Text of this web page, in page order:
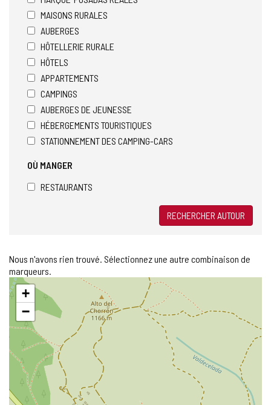
MAISONS RURALES
AUBERGES
HÔTELLERIE RURALE
HÔTELS
APPARTEMENTS
CAMPINGS
AUBERGES DE JEUNESSE
HÉBERGEMENTS TOURISTIQUES
STATIONNEMENT DES CAMPING-CARS
OÙ MANGER
RESTAURANTS
RECHERCHER AUTOUR
Nous n'avons rien trouvé. Sélectionnez une autre combinaison de
marqueurs.
Sauter
la
carte
+
−